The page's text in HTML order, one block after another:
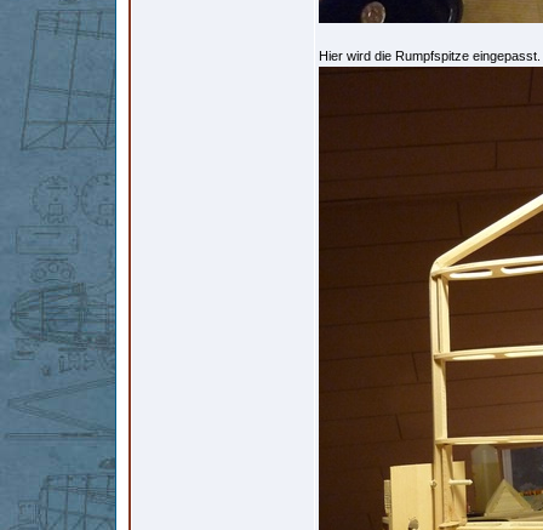
Hier wird die Rumpfspitze